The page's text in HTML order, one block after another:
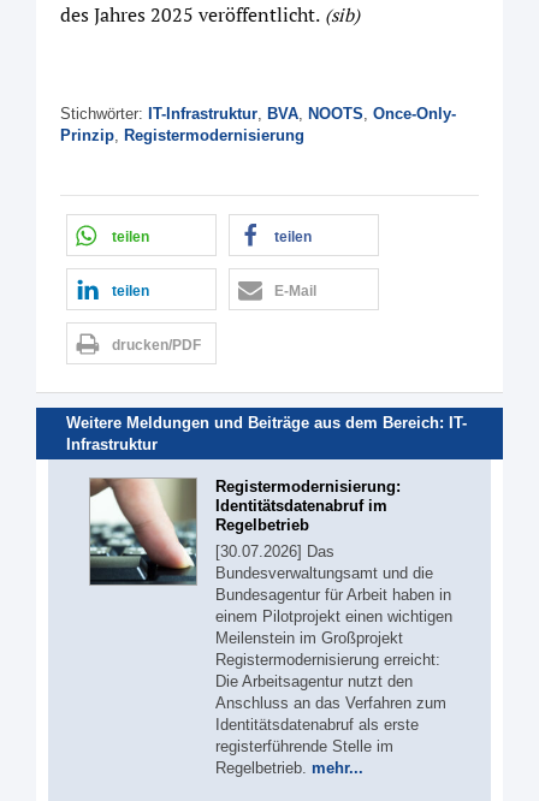
des Jahres 2025 veröffentlicht. (sib)
Stichwörter: IT-Infrastruktur, BVA, NOOTS, Once-Only-
Prinzip, Registermodernisierung
teilen teilen
teilen E-Mail
drucken/PDF
Weitere Meldungen und Beiträge aus dem Bereich: IT-
Infrastruktur
Registermodernisierung:
Identitätsdatenabruf im
Regelbetrieb
[30.07.2026] Das
Bundesverwaltungsamt und die
Bundesagentur für Arbeit haben in
einem Pilotprojekt einen wichtigen
Meilenstein im Großprojekt
Registermodernisierung erreicht:
Die Arbeitsagentur nutzt den
Anschluss an das Verfahren zum
Identitätsdatenabruf als erste
registerführende Stelle im
Regelbetrieb. mehr...